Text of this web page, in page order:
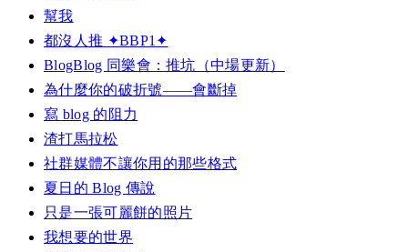
幫我
都沒人推 ✦BBP1✦
BlogBlog 同樂會：推坑（中場更新）
為什麼你的破折號——會斷掉
寫 blog 的阻力
渣打馬拉松
社群媒體不讓你用的那些格式
夏日的 Blog 傳說
只是一張可麗餅的照片
我想要的世界